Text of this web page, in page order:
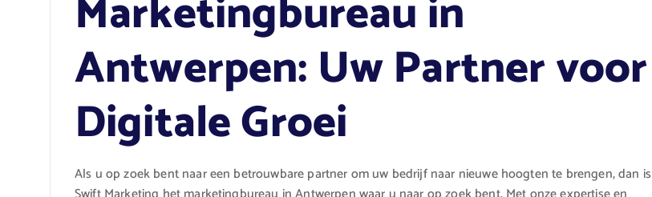
Marketingbureau in
Antwerpen: Uw Partner voor
Digitale Groei
Als u op zoek bent naar een betrouwbare partner om uw bedrijf naar nieuwe hoogten te brengen, dan is